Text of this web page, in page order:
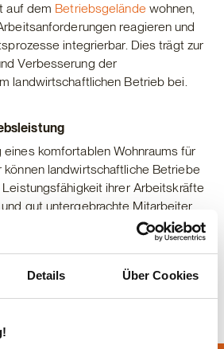
Details Über Cookies
auf dem Betriebsgelände wohnen,
reagieren und
integrierbar. Dies trägt zur
Verbesserung der
landwirtschaftlichen Betrieb bei.
eines komfortablen Wohnraums für
landwirtschaftliche Betriebe
ihrer Arbeitskräfte
gut untergebrachte Mitarbeiter
effektiver, was sich positiv